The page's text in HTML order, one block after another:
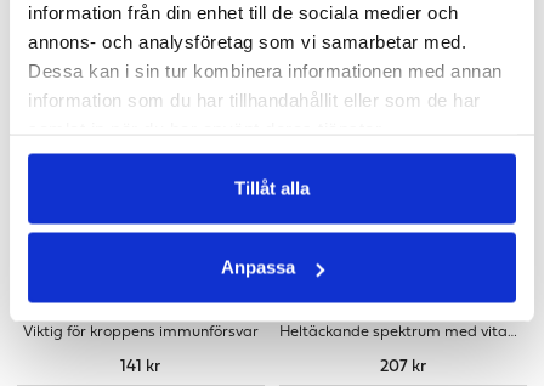
information från din enhet till de sociala medier och
annons- och analysföretag som vi samarbetar med.
Dessa kan i sin tur kombinera informationen med annan
information som du har tillhandahållit eller som de har
Tillåt alla
Anpassa
PREMIUM ZINK
Viktig för kroppens immunförsvar
141 kr
MULTIVITAMIN MAN
Heltäckande spektrum med vitaminer & mineraler för män
207 kr